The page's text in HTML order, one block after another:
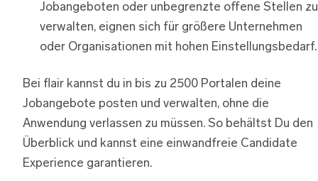
Jobangeboten oder unbegrenzte offene Stellen zu
verwalten, eignen sich für größere Unternehmen
oder Organisationen mit hohen Einstellungsbedarf.
Bei flair kannst du in bis zu 2500 Portalen deine
Jobangebote posten und verwalten, ohne die
Anwendung verlassen zu müssen. So behältst Du den
Überblick und kannst eine einwandfreie Candidate
Experience garantieren.